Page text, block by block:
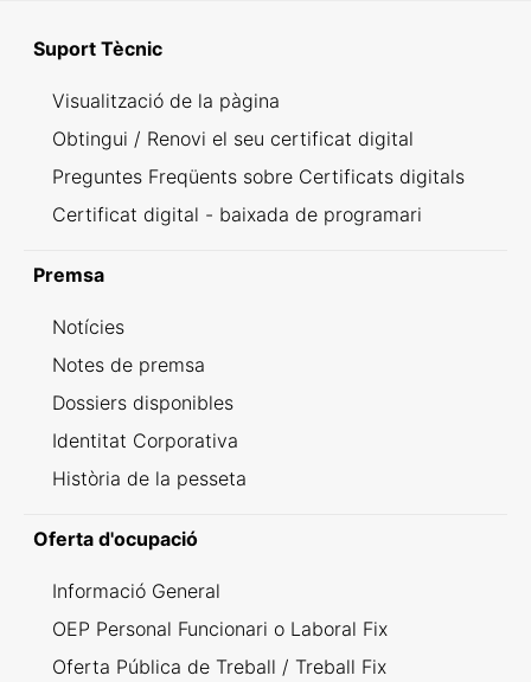
Suport Tècnic
Visualització de la pàgina
Obtingui / Renovi el seu certificat digital
Preguntes Freqüents sobre Certificats digitals
Certificat digital - baixada de programari
Premsa
Notícies
Notes de premsa
Dossiers disponibles
Identitat Corporativa
Història de la pesseta
Oferta d'ocupació
Informació General
OEP Personal Funcionari o Laboral Fix
Oferta Pública de Treball / Treball Fix